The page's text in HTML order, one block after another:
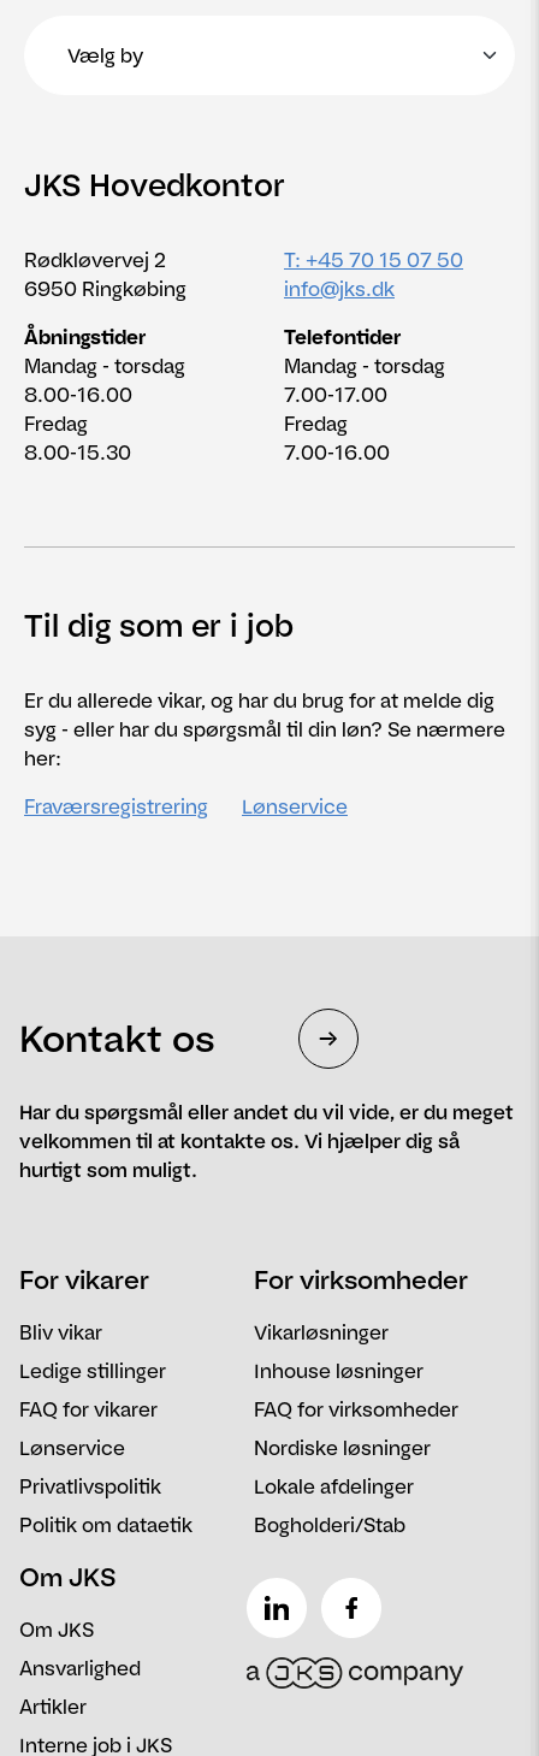
JKS Hovedkontor
Rødkløvervej 2
6950 Ringkøbing
Åbningstider
Mandag - torsdag
8.00-16.00
Fredag
8.00-15.30
T: +45 70 15 07 50
info@jks.dk
Telefontider
Mandag - torsdag
7.00-17.00
Fredag
7.00-16.00
Til dig som er i job
Er du allerede vikar, og har du brug for at melde dig
syg - eller har du spørgsmål til din løn? Se nærmere
her:
Fraværsregistrering
Lønservice
Kontakt os
Har du spørgsmål eller andet du vil vide, er du meget
velkommen til at kontakte os. Vi hjælper dig så
hurtigt som muligt.
Email Postnummer
For vikarer
Bliv vikar
Ledige stillinger
FAQ for vikarer
Lønservice
Privatlivspolitik
Politik om dataetik
For virksomheder
Vikarløsninger
Inhouse løsninger
FAQ for virksomheder
Nordiske løsninger
Lokale afdelinger
Bogholderi/Stab
Om JKS
Om JKS
Ansvarlighed
Artikler
Interne job i JKS